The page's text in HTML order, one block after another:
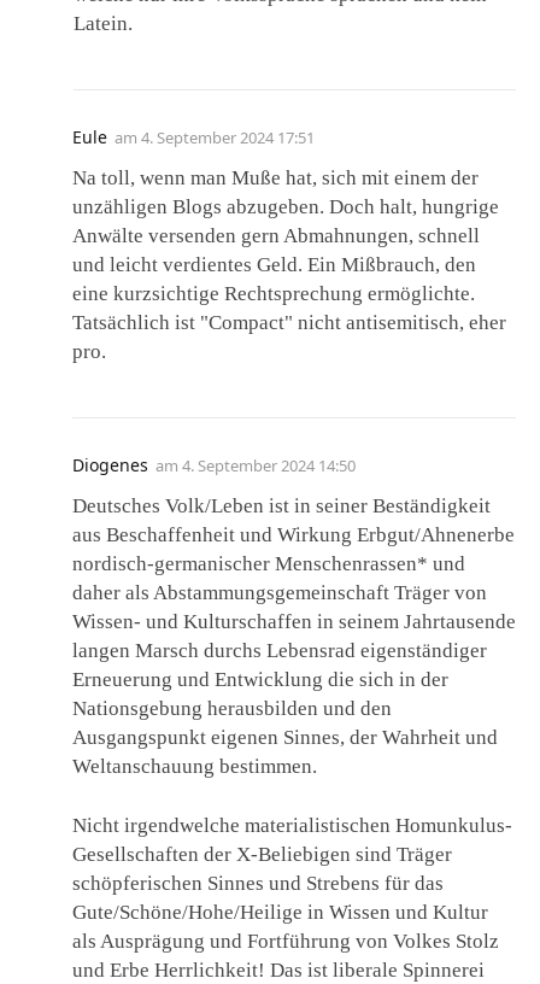
Latein.
Eule am 4. September 2024 17:51
Na toll, wenn man Muße hat, sich mit einem der
unzähligen Blogs abzugeben. Doch halt, hungrige
Anwälte versenden gern Abmahnungen, schnell
und leicht verdientes Geld. Ein Mißbrauch, den
eine kurzsichtige Rechtsprechung ermöglichte.
Tatsächlich ist "Compact" nicht antisemitisch, eher
pro.
Diogenes am 4. September 2024 14:50
Deutsches Volk/Leben ist in seiner Beständigkeit
aus Beschaffenheit und Wirkung Erbgut/Ahnenerbe
nordisch-germanischer Menschenrassen* und
daher als Abstammungsgemeinschaft Träger von
Wissen- und Kulturschaffen in seinem Jahrtausende
langen Marsch durchs Lebensrad eigenständiger
Erneuerung und Entwicklung die sich in der
Nationsgebung herausbilden und den
Ausgangspunkt eigenen Sinnes, der Wahrheit und
Weltanschauung bestimmen.
Nicht irgendwelche materialistischen Homunkulus-
Gesellschaften der X-Beliebigen sind Träger
schöpferischen Sinnes und Strebens für das
Gute/Schöne/Hohe/Heilige in Wissen und Kultur
als Ausprägung und Fortführung von Volkes Stolz
und Erbe Herrlichkeit! Das ist liberale Spinnerei